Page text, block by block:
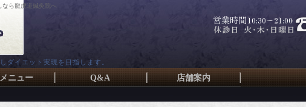
なら龍虎道鍼灸院へ
ダイエット実現を目指します。
ニュー Q&A 店舗案内